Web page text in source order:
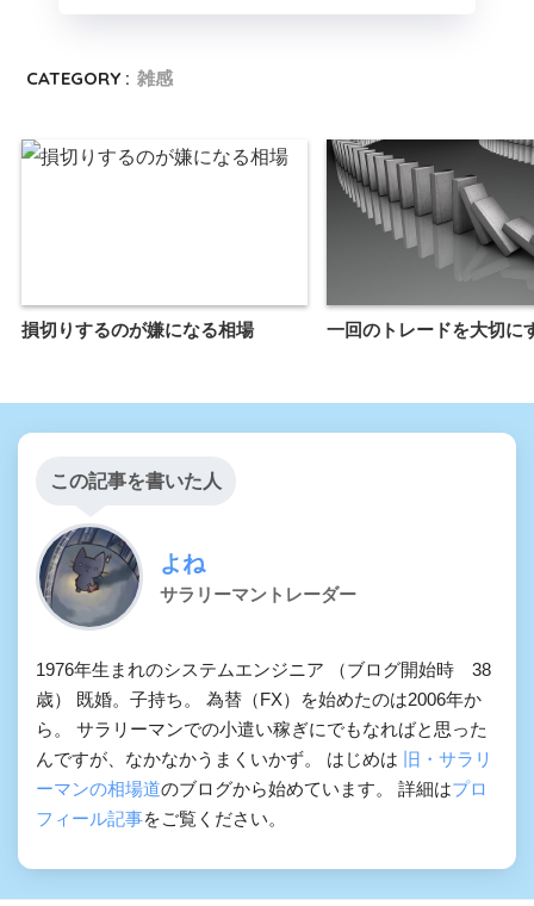
CATEGORY : 雑感
損切りするのが嫌になる相場 一回のトレードを大切に
この記事を書いた人
よね
サラリーマントレーダー
1976年生まれのシステムエンジニア （ブログ開始時 38
歳） 既婚。子持ち。 為替（FX）を始めたのは2006年か
ら。 サラリーマンでの小遣い稼ぎにでもなればと思った
んですが、なかなかうまくいかず。 はじめは 旧・サラリ
ーマンの相場道のブログから始めています。 詳細はプロ
フィール記事をご覧ください。